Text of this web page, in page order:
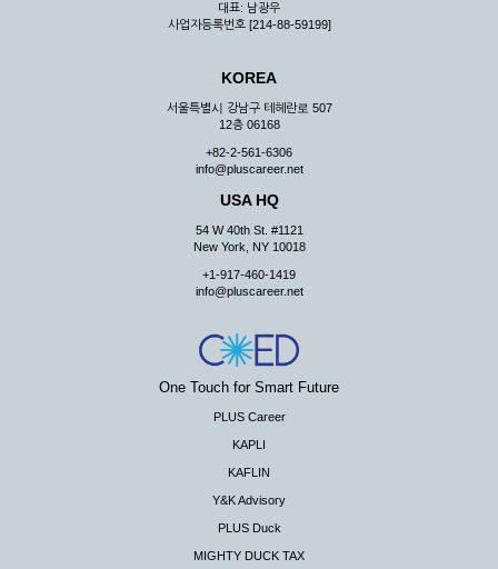
대표: 남광우
사업자등록번호 [214-88-59199]
KOREA
서울특별시 강남구 테헤란로 507
12층 06168
+82-2-561-6306
info@pluscareer.net
USA HQ
54 W 40th St. #1121
New York, NY 10018
+1-917-460-1419
info@pluscareer.net
One Touch for Smart Future
PLUS Career
KAPLI
KAFLIN
Y&K Advisory
PLUS Duck
MIGHTY DUCK TAX